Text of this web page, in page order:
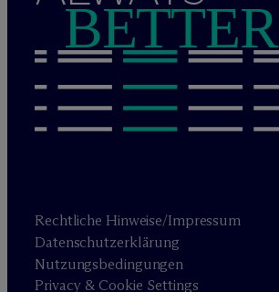
BETTER
Rechtliche Hinweise/Impressum
Datenschutzerklärung
Nutzungsbedingungen
Privacy & Cookie Settings